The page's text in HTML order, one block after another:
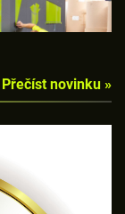
Přečíst novinku »